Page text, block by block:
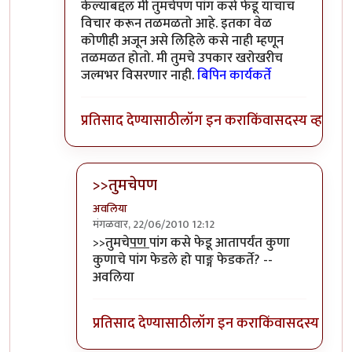
केल्याबद्दल मी तुमचेपण पांग कसे फेडू याचाच
विचार करून तळमळतो आहे. इतका वेळ
कोणीही अजून असे लिहिले कसे नाही म्हणून
तळमळत होतो. मी तुमचे उपकार खरोखरीच
जल्मभर विसरणार नाही.बिपिन कार्यकर्ते
प्रतिसाद देण्यासाठीलॉग इन कराकिंवासदस्य व्हा
>>तुमचेपण
अवलिया
मंगळवार, 22/06/2010 12:12
In reply toसंपादकbyबिपिन कार्यकर्ते
>>तुमचेपणपांग कसे फेडू आतापर्यंत कुणा
कुणाचे पांग फेडले हो पाङ्ग फेडकर्ते? --
अवलिया
प्रतिसाद देण्यासाठीलॉग इन कराकिंवासदस्य व्हा